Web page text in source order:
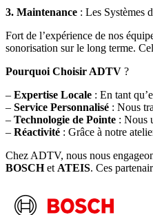
3. Maintenance : Les Systèmes
Fort de l’expérience de nos
sonorisation sur le long terme.
Pourquoi Choisir ADTV ?
– Expertise Locale : En tant
– Service Personnalisé : Nous
– Technologie de Pointe : Nous
– Réactivité : Grâce à notre
Chez ADTV, nous nous
BOSCHet ATEIS. Ces